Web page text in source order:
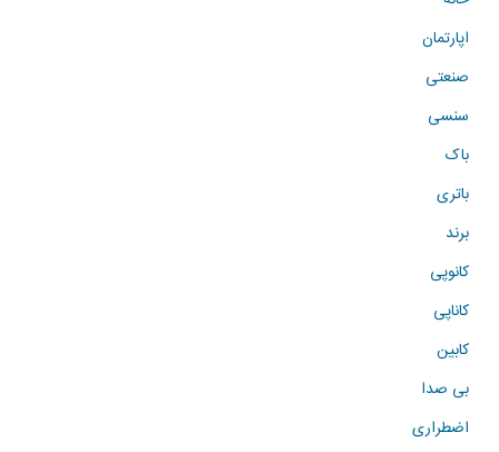
اپارتمان
صنعتی
سنسی
باک
باتری
برند
کانوپی
کاناپی
کابین
بی صدا
اضطراری